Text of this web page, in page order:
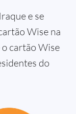
e se
Wise na
cartão Wise
do